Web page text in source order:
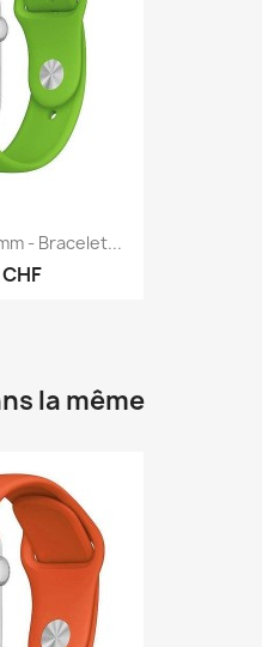
- Bracelet...
la même